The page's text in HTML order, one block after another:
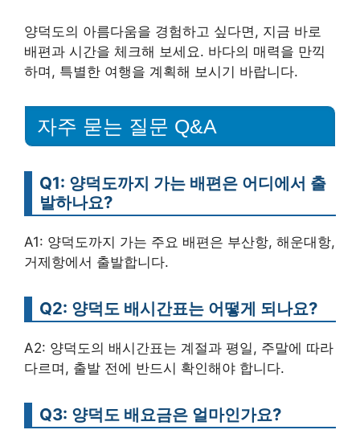
양덕도의 아름다움을 경험하고 싶다면, 지금 바로
배편과 시간을 체크해 보세요. 바다의 매력을 만끽
하며, 특별한 여행을 계획해 보시기 바랍니다.
자주 묻는 질문 Q&A
Q1: 양덕도까지 가는 배편은 어디에서 출
발하나요?
A1: 양덕도까지 가는 주요 배편은 부산항, 해운대항,
거제항에서 출발합니다.
Q2: 양덕도 배시간표는 어떻게 되나요?
A2: 양덕도의 배시간표는 계절과 평일, 주말에 따라
다르며, 출발 전에 반드시 확인해야 합니다.
Q3: 양덕도 배요금은 얼마인가요?